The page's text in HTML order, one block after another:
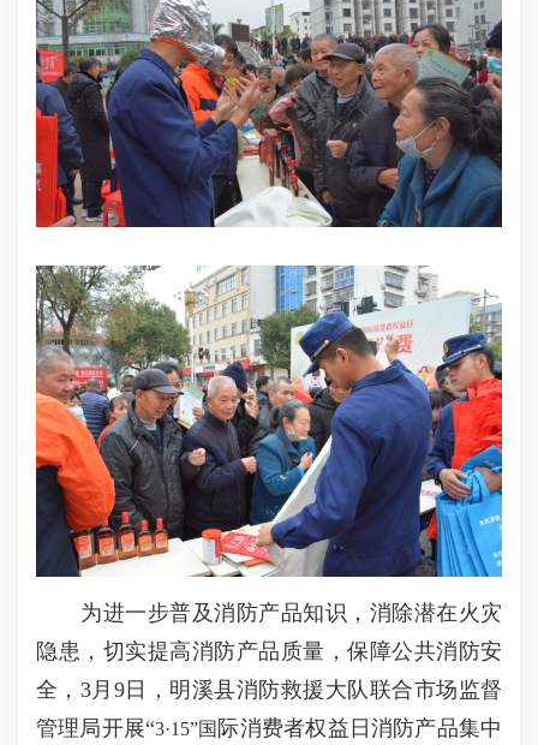
为进一步普及消防产品知识，消除潜在火灾
隐患，切实提高消防产品质量，保障公共消防安
全，3月9日，明溪县消防救援大队联合市场监督
管理局开展“3·15”国 际消费者权益日消防产品集中